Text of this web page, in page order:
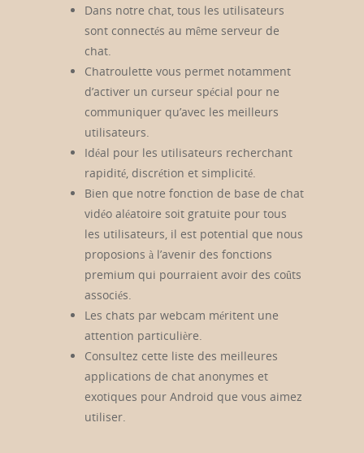
Dans notre chat, tous les utilisateurs
sont connectés au même serveur de
chat.
Chatroulette vous permet notamment
d’activer un curseur spécial pour ne
communiquer qu’avec les meilleurs
utilisateurs.
Idéal pour les utilisateurs recherchant
rapidité, discrétion et simplicité.
Bien que notre fonction de base de chat
vidéo aléatoire soit gratuite pour tous
les utilisateurs, il est potential que nous
proposions à l’avenir des fonctions
premium qui pourraient avoir des coûts
associés.
Les chats par webcam méritent une
attention particulière.
Consultez cette liste des meilleures
applications de chat anonymes et
exotiques pour Android que vous aimez
utiliser.